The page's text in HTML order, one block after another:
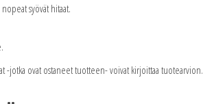
syövät hitaat.
-jotka ovat ostaneet tuotteen- voivat kirjoittaa tuotearvion.